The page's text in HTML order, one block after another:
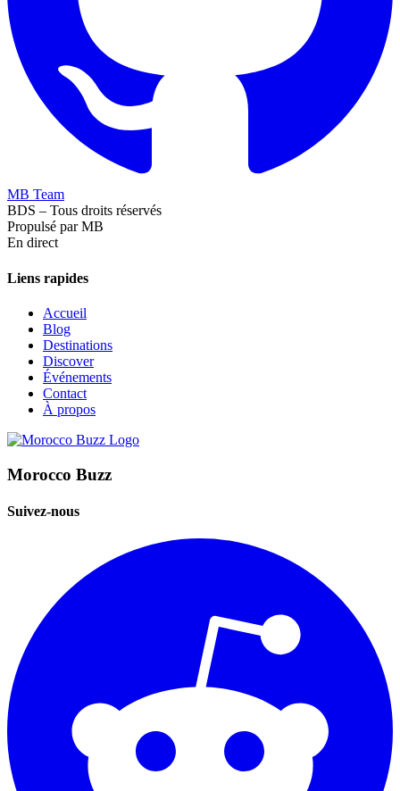
MB Team
BDS – Tous droits réservés
Propulsé par MB
En direct
Liens rapides
Accueil
Blog
Destinations
Discover
Événements
Contact
À propos
Morocco Buzz
Suivez-nous